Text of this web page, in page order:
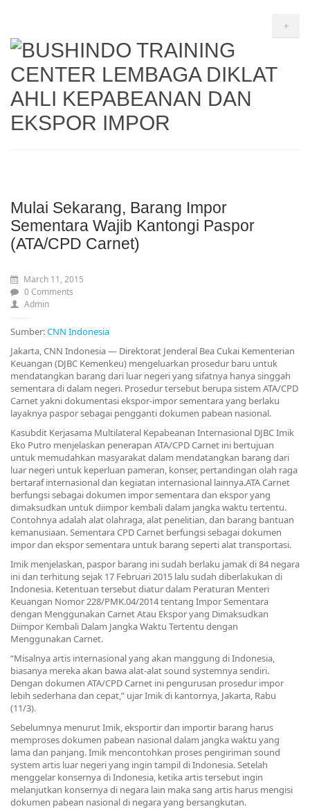
+
Mulai Sekarang, Barang Impor
Sementara Wajib Kantongi Paspor
(ATA/CPD Carnet)
March 11, 2015
0 Comments
Admin
Sumber:CNN Indonesia
Jakarta, CNN Indonesia — Direktorat Jenderal Bea Cukai Kementerian
Keuangan (DJBC Kemenkeu) mengeluarkan prosedur baru untuk
mendatangkan barang dari luar negeri yang sifatnya hanya singgah
sementara di dalam negeri. Prosedur tersebut berupa sistem ATA/CPD
Carnet yakni dokumentasi ekspor-impor sementara yang berlaku
layaknya paspor sebagai pengganti dokumen pabean nasional.
Kasubdit Kerjasama Multilateral Kepabeanan Internasional DJBC Imik
Eko Putro menjelaskan penerapan ATA/CPD Carnet ini bertujuan
untuk memudahkan masyarakat dalam mendatangkan barang dari
luar negeri untuk keperluan pameran, konser, pertandingan olah raga
bertaraf internasional dan kegiatan internasional lainnya.ATA Carnet
berfungsi sebagai dokumen impor sementara dan ekspor yang
dimaksudkan untuk diimpor kembali dalam jangka waktu tertentu.
Contohnya adalah alat olahraga, alat penelitian, dan barang bantuan
kemanusiaan. Sementara CPD Carnet berfungsi sebagai dokumen
impor dan ekspor sementara untuk barang seperti alat transportasi.
Imik menjelaskan, paspor barang ini sudah berlaku jamak di 84 negara
ini dan terhitung sejak 17 Februari 2015 lalu sudah diberlakukan di
Indonesia. Ketentuan tersebut diatur dalam Peraturan Menteri
Keuangan Nomor 228/PMK.04/2014 tentang Impor Sementara
dengan Menggunakan Carnet Atau Ekspor yang Dimaksudkan
Diimpor Kembali Dalam Jangka Waktu Tertentu dengan
Menggunakan Carnet.
“Misalnya artis internasional yang akan manggung di Indonesia,
biasanya mereka akan bawa alat-alat sound systemnya sendiri.
Dengan dokumen ATA/CPD Carnet ini pengurusan prosedur impor
lebih sederhana dan cepat,” ujar Imik di kantornya, Jakarta, Rabu
(11/3).
Sebelumnya menurut Imik, eksportir dan importir barang harus
memproses dokumen pabean nasional dalam jangka waktu yang
lama dan panjang. Imik mencontohkan proses pengiriman sound
system artis luar negeri yang ingin tampil di Indonesia. Setelah
menggelar konsernya di Indonesia, ketika artis tersebut ingin
melanjutkan konsernya di negara lain maka sang artis harus mengisi
dokumen pabean nasional di negara yang bersangkutan.